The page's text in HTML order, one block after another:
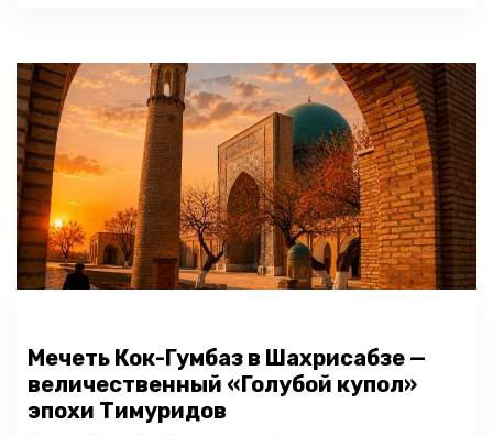
Мечеть Кок-Гумбаз в Шахрисабзе —
величественный «Голубой купол»
эпохи Тимуридов